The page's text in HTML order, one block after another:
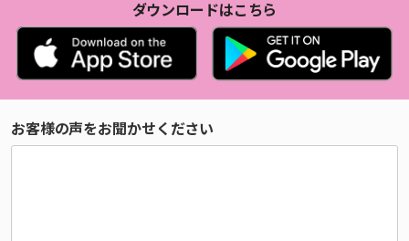
ダウンロードはこちら
お客様の声をお聞かせください